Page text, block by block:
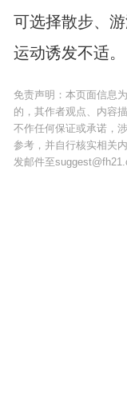
可选择散步、
运动诱发不适。
免责声明：本页面信息
的，其作者观点、内容
不作任何保证或承诺，
参考，并自行核实相关
发邮件至